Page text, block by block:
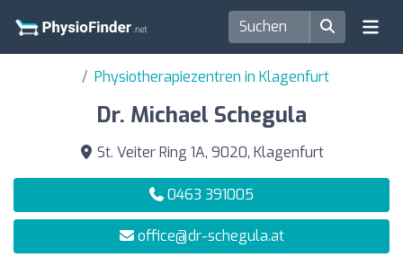
Physiotherapiezentren in Klagenfurt
Dr. Michael Schegula
St. Veiter Ring 1A, 9020, Klagenfurt
0463 391005
office@dr-schegula.at